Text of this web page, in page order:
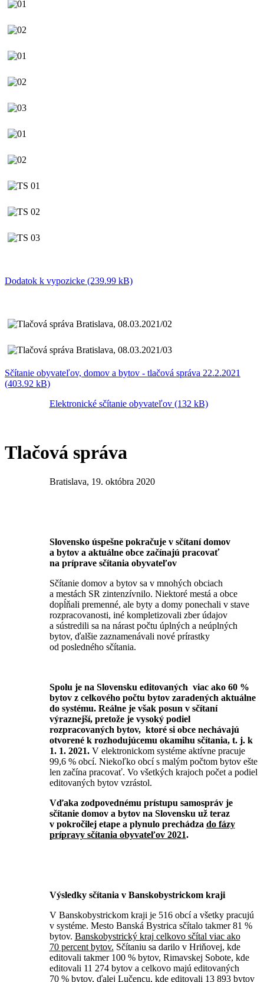
Dodatok k vypozicke (239.99 kB)
Sčítanie obyvateľov, domov a bytov - tlačová správa 22.2.2021
(403.92 kB)
Elektronické sčítanie obyvateľov (132 kB)
Tlačová správa
Bratislava, 19. októbra 2020
Slovensko úspešne pokračuje v sčítaní domov
a bytov a aktuálne obce začínajú pracovať
na príprave sčítania obyvateľov
Sčítanie domov a bytov sa v mnohých obciach
a mestách SR zintenzívnilo. Niektoré mestá a obce
dopĺňali premenné, ale byty a domy ponechali v stave
rozpracovanosti, iné kompletizovali zber údajov
a sústredili sa na nárast počtu úplných a neúplných
bytov, ďalšie zaznamenávali nové prírastky
od posledného sčítania.
Spolu je na Slovensku editovaných viac ako 60 %
bytov z celkového počtu bytov zaradených aktuálne
do systému. Reálne je však posun v sčítaní
výraznejší, pretože je vysoký podiel
rozpracovaných bytov, ktoré si obce nechávajú
otvorené k rozhodujúcemu okamihu sčítania, t. j. k
1. 1. 2021. V elektronickom systéme aktívne pracuje
99,6 % obcí. Niekoľko obcí s malým počtom bytov ešte
len začína pracovať. Vo všetkých krajoch počet a podiel
editovaných bytov vzrástol.
Vďaka zodpovednému prístupu samospráv je
sčítanie domov a bytov na Slovensku už teraz
v pokročilej etape a plynulo prechádza do fázy
prípravy sčítania obyvateľov 2021.
Výsledky sčítania v Banskobystrickom kraji
V Banskobystrickom kraji je 516 obcí a všetky pracujú
v systéme. Mesto Banská Bystrica sčítalo takmer 81 %
bytov. Banskobystrický kraj celkovo sčítal viac ako
70 percent bytov. Sčítaniu sa darilo v Hriňovej, kde
editovali takmer 100 % bytov, Rimavskej Sobote, kde
editovali 11 274 bytov a celkovo majú editovaných
70 % bytov, ďalej Lučencu, kde editovali 13 893 bytov